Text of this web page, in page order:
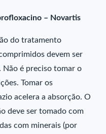
– Novartis
do tratamento
devem ser
é preciso tomar o
Tomar os
acelera a absorção. O
deve ser tomado com
com minerais (por